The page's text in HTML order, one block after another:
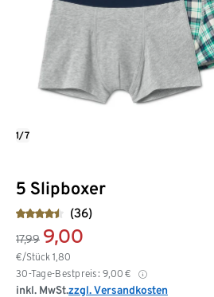
5 Slipboxer
(36)
17,99 9,00
€/Stück 1,80
30-Tage-Bestpreis: 9,00 €
inkl. MwSt.zzgl. Versandkosten
1/7